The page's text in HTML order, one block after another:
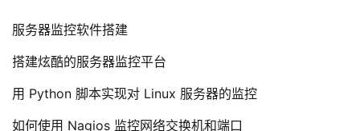
服务器监控软件搭建
搭建炫酷的服务器监控平台
用 Python 脚本实现对 Linux 服务器的监控
如何使用 Nagios 监控网络交换机和端口